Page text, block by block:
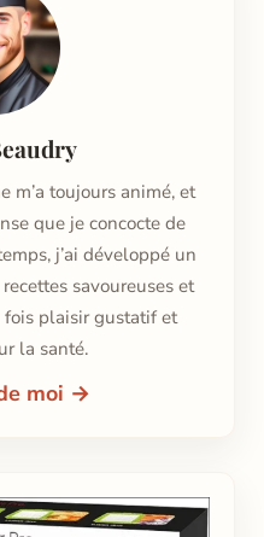
m’a toujours animé, et
que je concocte de
j’ai développé un
savoureuses et
plaisir gustatif et
la santé.
moi →